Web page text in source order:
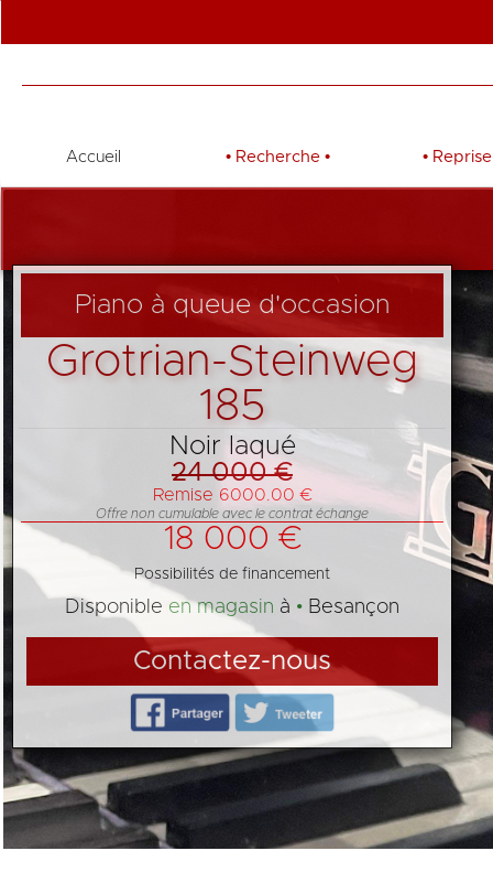
Accueil • Recherche • • Reprise
Piano à queue d'occasion
Grotrian-Steinweg
185
Noir laqué
24 000 €
Remise 6000.00 €
Offre non cumulable avec le contrat échange
18 000 €
Possibilités de financement
Disponible en magasin à Besançon
Contactez-nous